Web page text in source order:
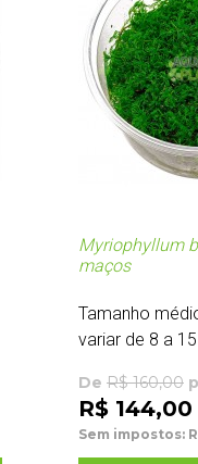
Myriophyllum
maços
Tamanho
variar de 8 a 15
De R$ 160,00
R$
Sem impostos: